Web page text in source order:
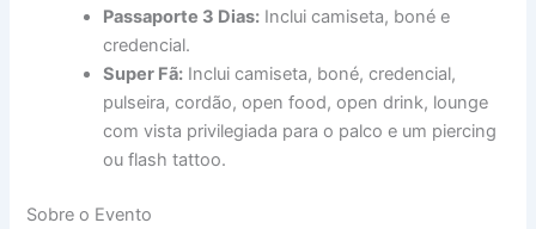
Passaporte 3 Dias: Inclui camiseta, boné e
credencial.
Super Fã: Inclui camiseta, boné, credencial,
pulseira, cordão, open food, open drink, lounge
com vista privilegiada para o palco e um piercing
ou flash tattoo.
Sobre o Evento